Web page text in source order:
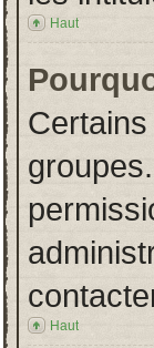
Haut
Haut